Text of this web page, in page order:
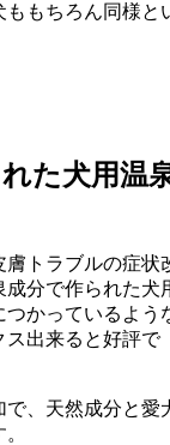
ももちろん同様と
た犬用温
膚トラブルの症状
成分で作られた犬
つかっているよう
ス出来ると好評で
で、天然成分と愛